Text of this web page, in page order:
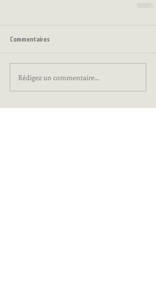
Commentaires
Rédigez un commentaire...